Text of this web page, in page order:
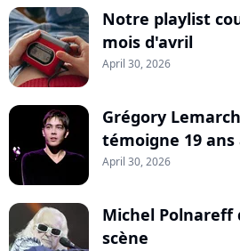
Notre playlist
mois d'avril
April 30, 2026
Grégory
témoigne 19
April 30, 2026
Michel
scène